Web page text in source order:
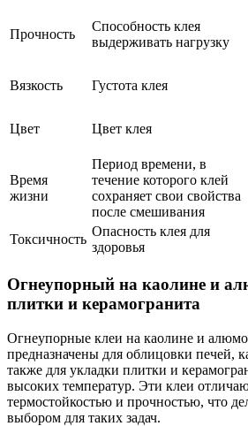
Прочность
Способность клея
выдерживать нагрузку
Вязкость
Густота клея
Цвет Цвет клея
Время
жизни
Период времени, в
течение которого клей
сохраняет свои свойства
после смешивания
Токсичность
Опасность клея для
здоровья
Огнеупорный на каолине и
плитки и керамогранита
Огнеупорные клеи на каолине и
предназначены для облицовки печей,
также для укладки плитки и
высоких температур. Эти клеи
термостойкостью и прочностью, что
выбором для таких задач.